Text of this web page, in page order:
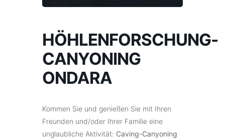
HÖHLENFORSCHUNG-
CANYONING
ONDARA
Kommen Sie und genießen Sie mit Ihren
Freunden und/oder Ihrer Familie eine
unglaubliche Aktivität: Caving-Canyoning